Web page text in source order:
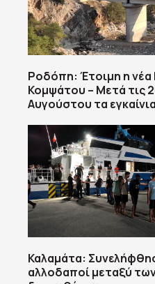
Ροδόπη: Έτοιμη η νέα
Κομψάτου – Μετά τις
Αυγούστου τα εγκαίνια
Καλαμάτα:
αλλοδαποί μεταξύ